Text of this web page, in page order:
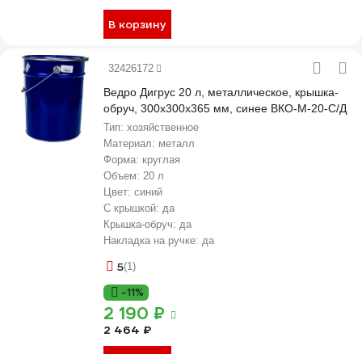
В корзину
32426172
Ведро Дигрус 20 л, металлическое, крышка-
обруч, 300x300x365 мм, синее ВКО-М-20-С/Д
Тип: хозяйственное
Материал: металл
Форма: круглая
Объем: 20 л
Цвет: синий
С крышкой: да
Крышка-обруч: да
Накладка на ручке: да
5(1)
-11%
2 190 ₽
2 464 ₽